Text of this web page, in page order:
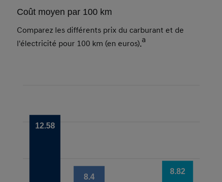
Coût moyen par 100 km
Comparez les différents prix du carburant et de
l'électricité pour 100 km (en euros).a
12.58
8.4
8.82